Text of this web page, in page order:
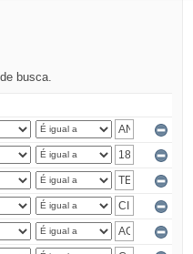
busca.